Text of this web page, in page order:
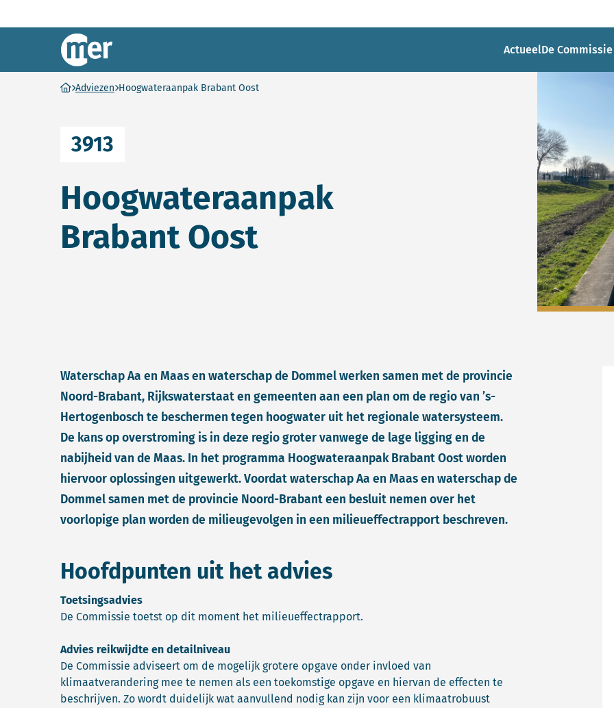
Commissie mer
ActueelDe
Ga naar homepage
Adviezen Hoogwateraanpak Brabant Oost
3913
Hoogwateraanpak
Brabant Oost
Waterschap Aa en Maas en waterschap de Dommel werken samen met de provincie
Noord-Brabant, Rijkswaterstaat en gemeenten aan een plan om de regio van ’s-
Hertogenbosch te beschermen tegen hoogwater uit het regionale watersysteem.
De kans op overstroming is in deze regio groter vanwege de lage ligging en de
nabijheid van de Maas. In het programma Hoogwateraanpak Brabant Oost worden
hiervoor oplossingen uitgewerkt. Voordat waterschap Aa en Maas en waterschap de
Dommel samen met de provincie Noord-Brabant een besluit nemen over het
voorlopige plan worden de milieugevolgen in een milieueffectrapport beschreven.
Hoofdpunten uit het advies
Toetsingsadvies
De Commissie toetst op dit moment het milieueffectrapport.
Advies reikwijdte en detailniveau
De Commissie adviseert om de mogelijk grotere opgave onder invloed van
klimaatverandering mee te nemen als een toekomstige opgave en hiervan de effecten te
beschrijven. Zo wordt duidelijk wat aanvullend nodig kan zijn voor een klimaatrobuust